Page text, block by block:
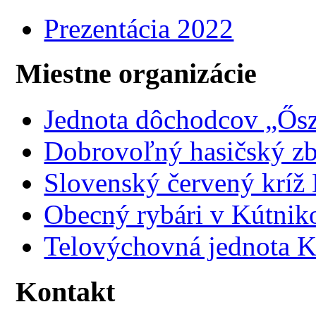
Prezentácia 2022
Miestne organizácie
Jednota dôchodcov
Dobrovoľný hasičský
Slovenský červený
Obecný rybári v
Telovýchovná jednota
Kontakt